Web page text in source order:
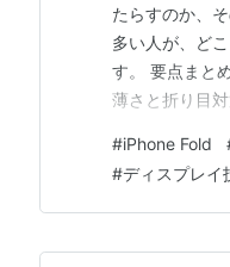
たらすのか、
多い人が、ど
す。 要点まと
薄さと折り目
Appleは難しい
しれません ど
#iPhone Fold
#ディスプレイ